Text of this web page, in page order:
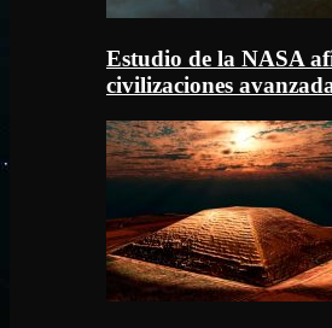
Estudio de la NASA
civilizaciones